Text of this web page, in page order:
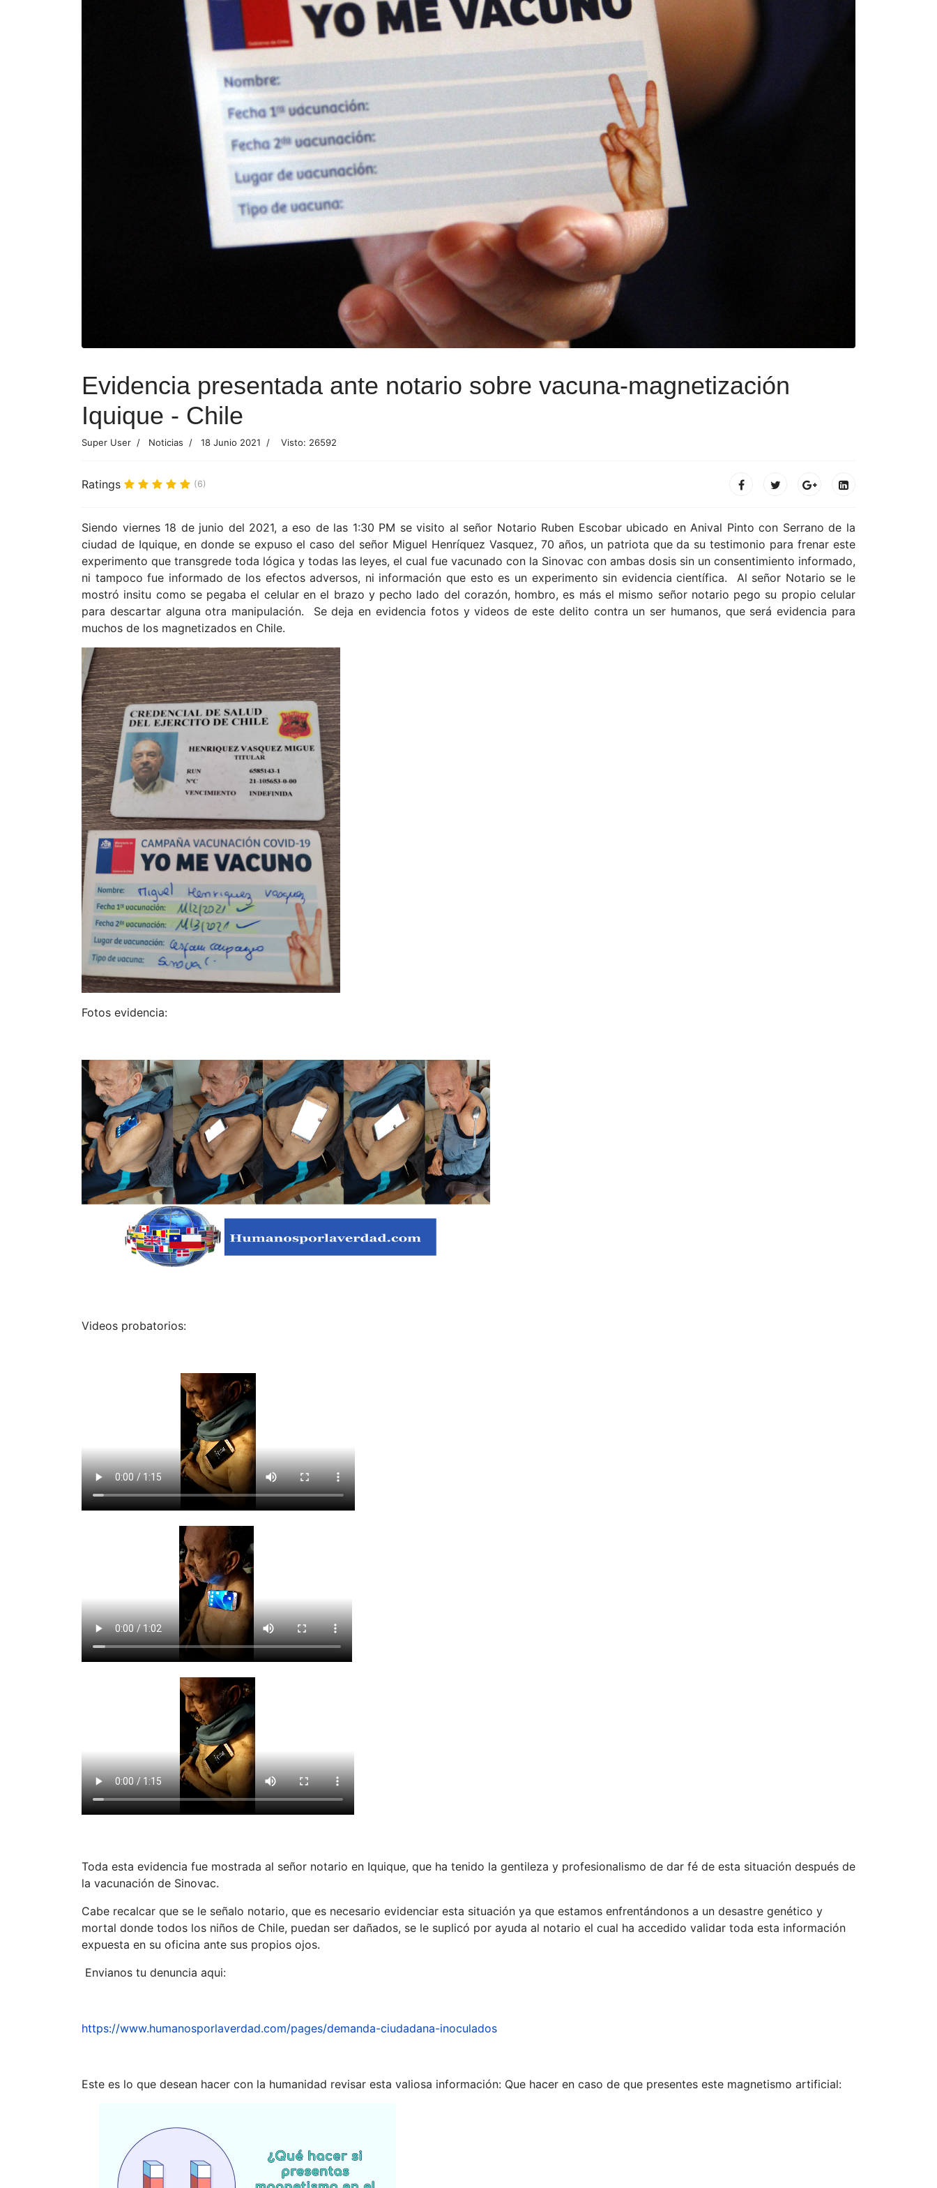
Evidencia presentada ante notario sobre vacuna-magnetización
Iquique - Chile
Super User Noticias 18 Junio 2021 Visto: 26592
Ratings (6)
Siendo viernes 18 de junio del 2021, a eso de las 1:30 PM se visito al señor Notario Ruben Escobar ubicado en Anival Pinto con Serrano de la
ciudad de Iquique, en donde se expuso el caso del señor Miguel Henríquez Vasquez, 70 años, un patriota que da su testimonio para frenar este
experimento que transgrede toda lógica y todas las leyes, el cual fue vacunado con la Sinovac con ambas dosis sin un consentimiento informado,
ni tampoco fue informado de los efectos adversos, ni información que esto es un experimento sin evidencia científica. Al señor Notario se le
mostró insitu como se pegaba el celular en el brazo y pecho lado del corazón, hombro, es más el mismo señor notario pego su propio celular
para descartar alguna otra manipulación. Se deja en evidencia fotos y videos de este delito contra un ser humanos, que será evidencia para
muchos de los magnetizados en Chile.
Fotos evidencia:
Videos probatorios:
Toda esta evidencia fue mostrada al señor notario en Iquique, que ha tenido la gentileza y profesionalismo de dar fé de esta situación después de
la vacunación de Sinovac.
Cabe recalcar que se le señalo notario, que es necesario evidenciar esta situación ya que estamos enfrentándonos a un desastre genético y
mortal donde todos los niños de Chile, puedan ser dañados, se le suplicó por ayuda al notario el cual ha accedido validar toda esta información
expuesta en su oficina ante sus propios ojos.
Envianos tu denuncia aqui:
https://www.humanosporlaverdad.com/pages/demanda-ciudadana-inoculados
Este es lo que desean hacer con la humanidad revisar esta valiosa información: Que hacer en caso de que presentes este magnetismo artificial: